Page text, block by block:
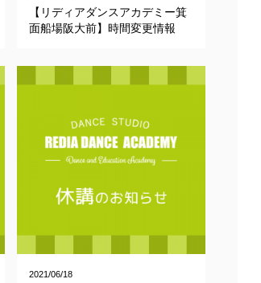
【リディアダンスアカデミー箕
面船場阪大前】時間変更情報
2021/06/18